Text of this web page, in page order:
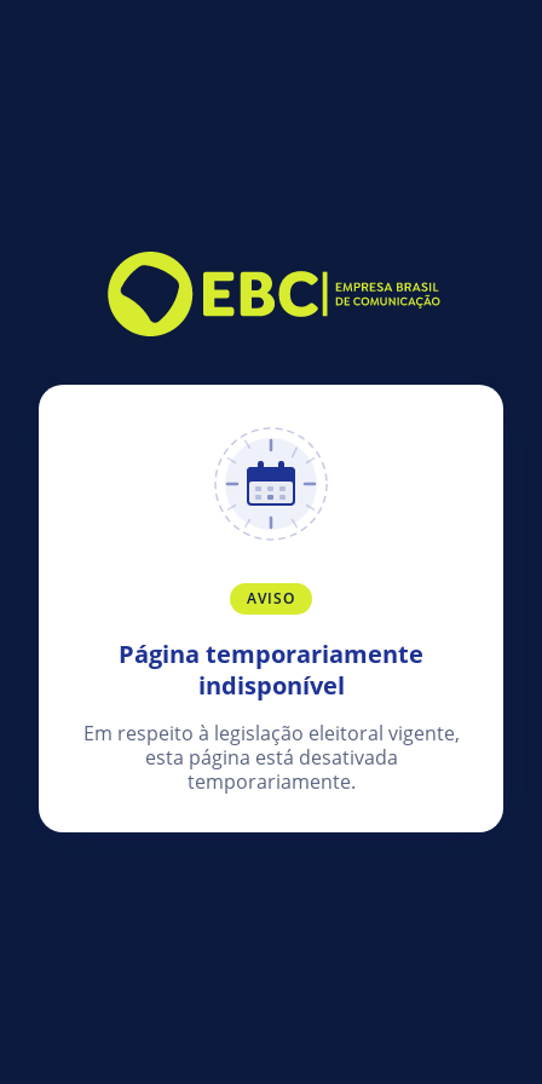
AVISO
Página temporariamente
indisponível
Em respeito à legislação eleitoral vigente,
esta página está desativada
temporariamente.